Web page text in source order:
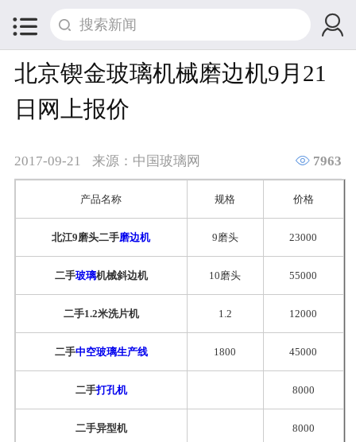
 
北京锲金玻璃机械磨边机9月21
日网上报价
2017-09-21 来源：中国玻璃网  7963
产品名称 规格 价格
北江9磨头二手磨边机 9磨头 23000
二手玻璃机械斜边机 10磨头 55000
二手1.2米洗片机 1.2 12000
二手中空玻璃生产线 1800 45000
二手打孔机 8000
二手异型机 8000